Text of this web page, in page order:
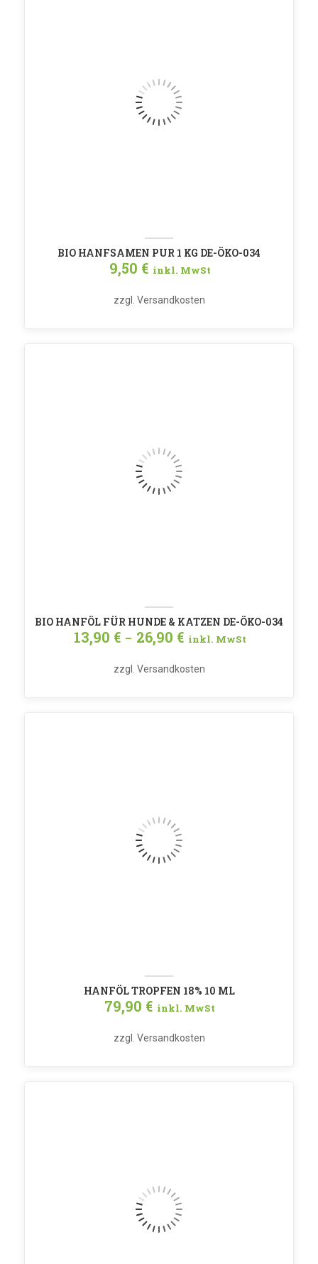
zzgl. Versandkosten
BIO HANFSAMEN PUR 1 KG DE-ÖKO-034
9,50 € inkl. MwSt
zzgl. Versandkosten
BIO HANFÖL FÜR HUNDE & KATZEN DE-ÖKO-034
13,90 € – 26,90 € inkl. MwSt
zzgl. Versandkosten
HANFÖL TROPFEN 18% 10 ML
79,90 € inkl. MwSt